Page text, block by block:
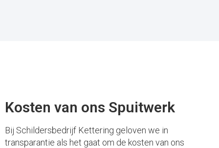
Kosten van ons Spuitwerk
Bij Schildersbedrijf Kettering geloven we in
transparantie als het gaat om de kosten van ons